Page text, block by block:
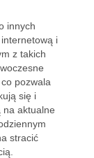
innych
i
z takich
pozwala
się i
na aktualne
stracić